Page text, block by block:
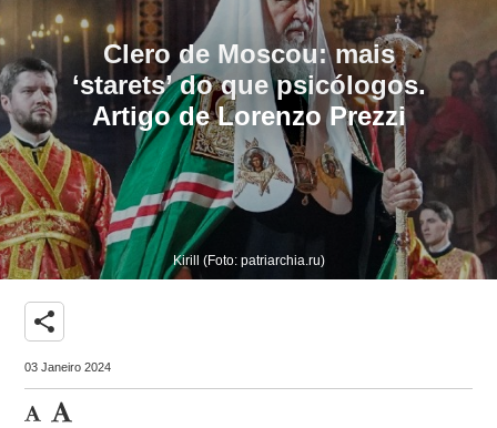
Clero de Moscou: mais
‘starets’ do que psicólogos.
Artigo de Lorenzo Prezzi
Kirill (Foto: patriarchia.ru)
share
03 Janeiro 2024